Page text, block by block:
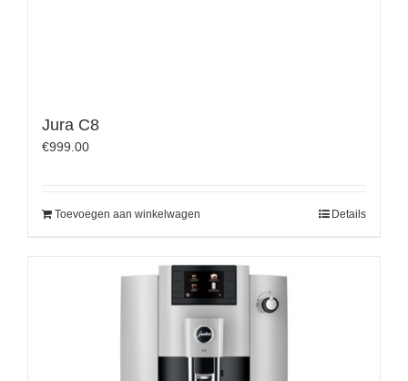
Jura C8
€999.00
Toevoegen aan winkelwagen Details